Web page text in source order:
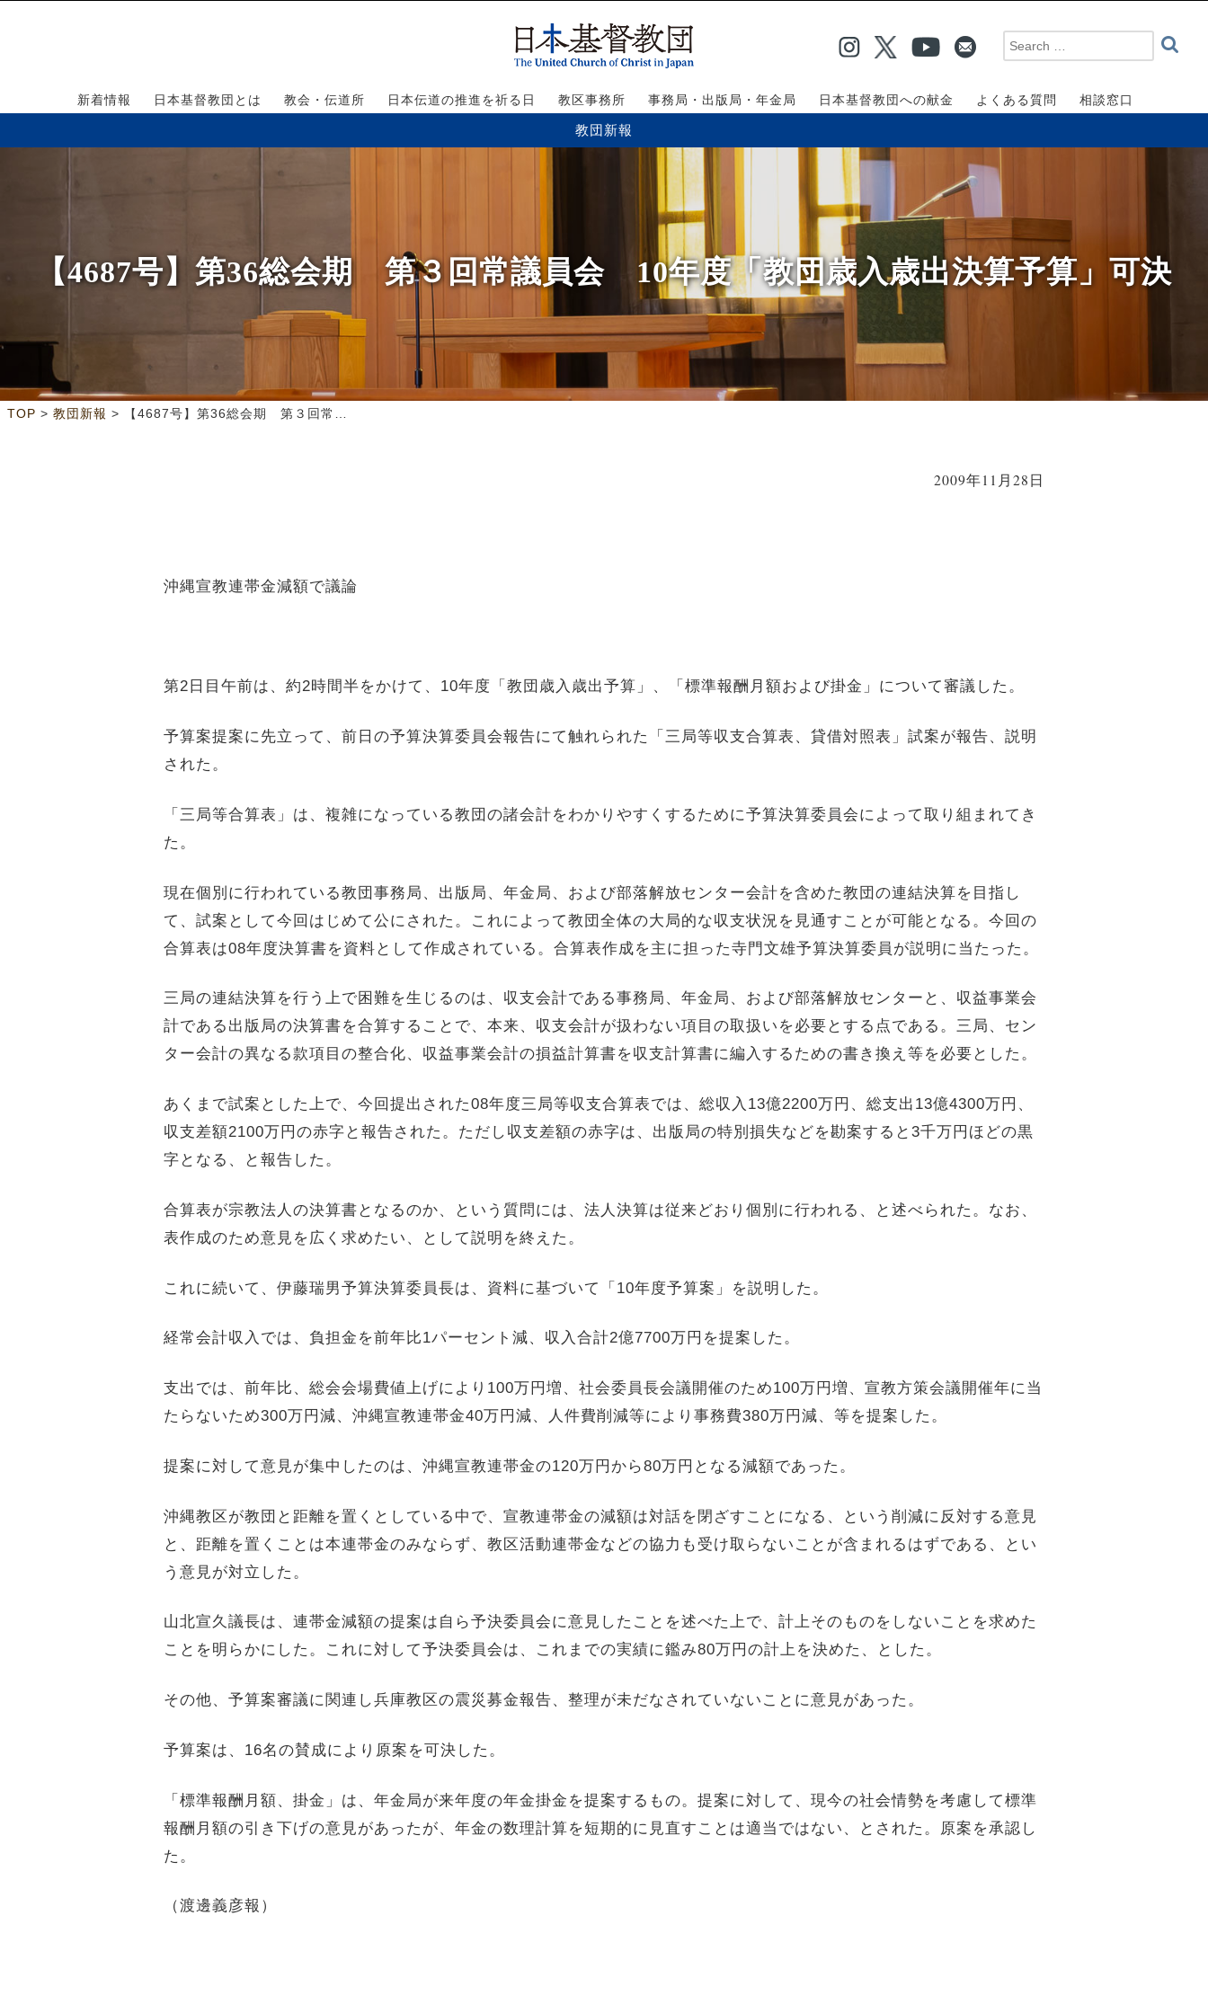
新着情報 日本基督教団とは 教会・伝道所 日本伝道の推進を祈る日 教区事務所 事務局・出版局・年金局 日本基督教団への献金 よくある質問 相談窓口
教団新報
【4687号】第36総会期 第３回常議員会 10年度「教団歳入歳出決算予算」可決
TOP > 教団新報 > 【4687号】第36総会期 第３回常議員会 10年度「教団歳入歳出決算予算」可決
2009年11月28日
沖縄宣教連帯金減額で議論
第2 日目午前は、約2時間半をかけて、 10年度「教団歳入歳出予算」、「標準報酬月額および掛金」について審議した。
予算案提案に先立って、前日の予算決算委員会報告にて触れられた「三局等収支合算表、貸借対照表」試案が報告、説明
された。
「三局等合算表」は、複雑になっている教団の諸会計をわかりやすくするために予算決算委員会によって取り組まれてき
た。
現在個別に行われている教団事務局、出版局、年金局、および部落解放センター会計を含めた教団の連結決算を目指し
て、試案として今回はじめて公にされた。これによって教団全体の大局的な収支状況を見通すことが可能となる。今回の
合算表は08年度決算書を資料として作成されている。合算表作成を主に担った寺門文雄予算決算委員が説明に当たった。
三局の連結決算を行う上で困難を生じるのは、収支会計である事務局、年金局、および部落解放センターと、収益事業会
計である出版局の決算書を合算することで、本来、収支会計が扱わない項目の取扱いを必要とする点である。三局、セン
ター会計の異なる款項目の整合化、収益事業会計の損益計算書を収支計算書に編入するための書き換え等を必要とした。
あくまで試案とした上で、今回提出された08年度三局等収支合算表では、総収入 13億2200万円、総支出 13億4300万円、
収支差額2100万円の赤字と報告された。ただし収支差額の赤字は、出版局の特別損失などを勘案すると 3千万円ほどの黒
字となる、と報告した。
合算表が宗教法人の決算書となるのか、という質問には、法人決算は従来どおり個別に行われる、と述べられた。なお、
表作成のため意見を広く求めたい、として説明を終えた。
これに続いて、伊藤瑞男予算決算委員長は、資料に基づいて「 10年度予算案」を説明した。
経常会計収入では、負担金を前年比1パーセント減、収入合計2億7700万円を提案した。
支出では、前年比、総会会場費値上げにより 100万円増、社会委員長会議開催のため100万円増、宣教方策会議開催年に当
たらないため300万円減、沖縄宣教連帯金40万円減、人件費削減等により事務費380万円減、等を提案した。
提案に対して意見が集中したのは、沖縄宣教連帯金の120万円から80万円となる減額であった。
沖縄教区が教団と距離を置くとしている中で、宣教連帯金の減額は対話を閉ざすことになる、という削減に反対する意見
と、距離を置くことは本連帯金のみならず、教区活動連帯金などの協力も受け取らないことが含まれるはずである、とい
う意見が対立した。
山北宣久議長は、連帯金減額の提案は自ら予決委員会に意見したことを述べた上で、計上そのものをしないことを求めた
ことを明らかにした。これに対して予決委員会は、これまでの実績に鑑み80万円の計上を決めた、とした。
その他、予算案審議に関連し兵庫教区の震災募金報告、整理が未だなされていないことに意見があった。
予算案は、 16名の賛成により原案を可決した。
「標準報酬月額、掛金」は、年金局が来年度の年金掛金を提案するもの。提案に対して、現今の社会情勢を考慮して標準
報酬月額の引き下げの意見があったが、年金の数理計算を短期的に見直すことは適当ではない、とされた。原案を承認し
た。
（渡邊義彦報）